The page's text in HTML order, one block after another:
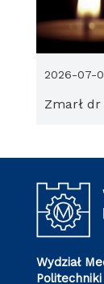
Zmarł
2026-07-
Wydział